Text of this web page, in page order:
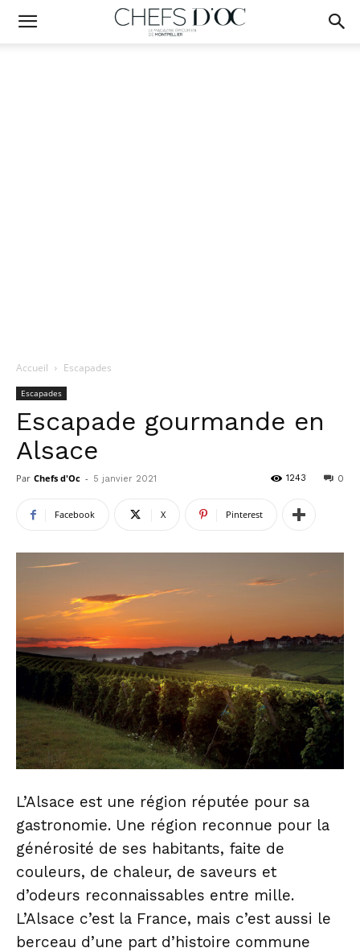
Accueil Escapades
Escapades
Escapade gourmande en
Alsace
Par Chefs d'Oc - 5 janvier 2021 0
1243
Facebook X Pinterest
L’Alsace est une région réputée pour sa
gastronomie. Une région reconnue pour la
générosité de ses habitants, faite de
couleurs, de chaleur, de saveurs et
d’odeurs reconnaissables entre mille.
L’Alsace c’est la France, mais c’est aussi le
berceau d’une part d’histoire commune